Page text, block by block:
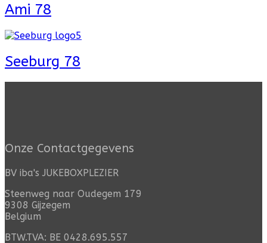
Ami 78
Seeburg 78
Onze Contactgegevens
BV iba's JUKEBOXPLEZIER
Steenweg naar Oudegem 179
9308 Gijzegem
Belgium
BTW.TVA: BE 0428.695.557